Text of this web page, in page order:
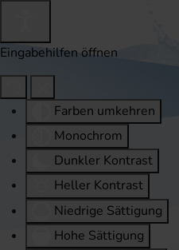
Eingabehilfen öffnen
Farben umkehren
Monochrom
Dunkler Kontrast
Heller Kontrast
Niedrige Sättigung
Hohe Sättigung